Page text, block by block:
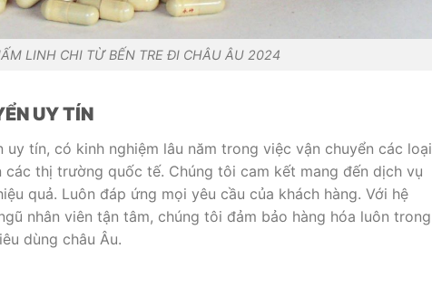
LINH CHI TỪ BẾN TRE ĐI CHÂU ÂU 2024
UY TÍN
uy tín, có kinh nghiệm lâu năm trong việc vận chuyển các loại
thị trường quốc tế. Chúng tôi cam kết mang đến dịch vụ
quả. Luôn đáp ứng mọi yêu cầu của khách hàng. Với hệ
nhân viên tận tâm, chúng tôi đảm bảo hàng hóa luôn trong
dùng châu Âu.